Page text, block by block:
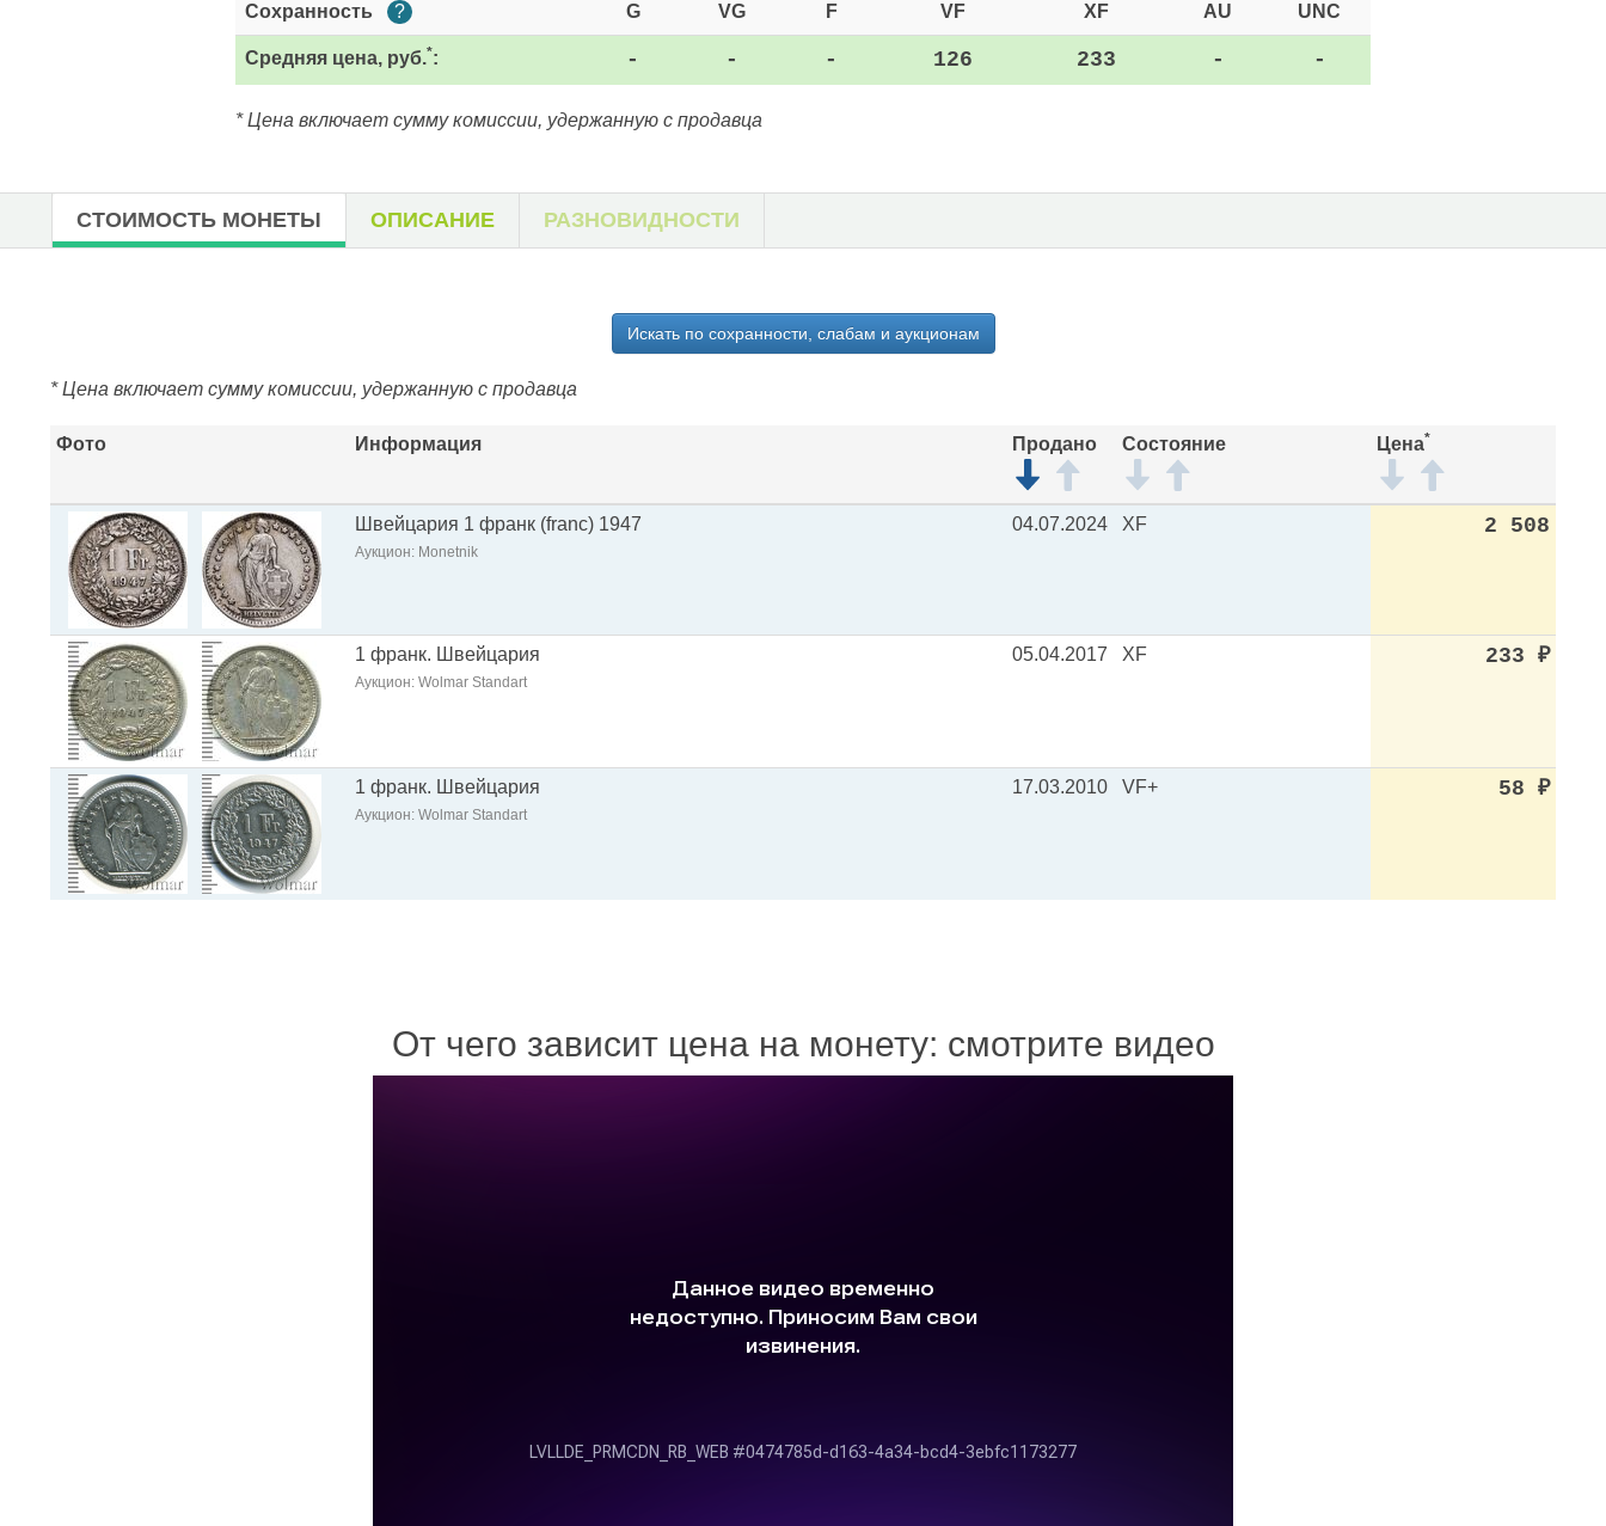
Сохранность ? G VG F VF XF AU UNC
Средняя цена, руб.*: - - - 126 233 - -
* Цена включает сумму комиссии, удержанную с продавца
СТОИМОСТЬ МОНЕТЫ ОПИСАНИЕ РАЗНОВИДНОСТИ
Искать по сохранности, слабам и аукционам
* Цена включает сумму комиссии, удержанную с продавца
Фото Информация Продано Состояние Цена*
Швейцария 1 франк (franc) 1947
Аукцион: Monetnik
04.07.2024 XF 2 508
1 франк. Швейцария
Аукцион: Wolmar Standart
05.04.2017 XF 233 ₽
1 франк. Швейцария
Аукцион: Wolmar Standart
17.03.2010 VF+ 58 ₽
От чего зависит цена на монету: смотрите видео